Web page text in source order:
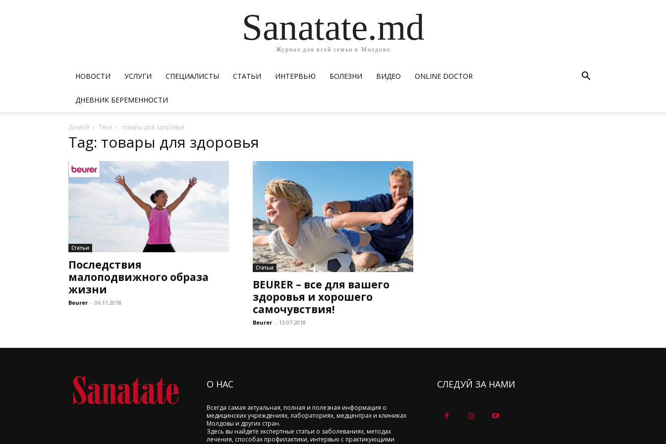
Sanatate.md
Журнал для всей семьи в Молдове
НОВОСТИ УСЛУГИ СПЕЦИАЛИСТЫ СТАТЬИ ИНТЕРВЬЮ БОЛЕЗНИ ВИДЕО ОNLINE DOCTOR
ДНЕВНИК БЕРЕМЕННОСТИ
Домой Теги товары для здоровья
Tag: товары для здоровья
Статьи
Последствия
малоподвижного образа
жизни
Beurer - 06.11.2018
Статьи
BEURER – все для вашего
здоровья и хорошего
самочувствия!
Beurer - 13.07.2018
О НАС
Всегда самая актуальная, полная и полезная информация о
медицинских учреждениях, лабораториях, медцентрах и клиниках
Молдовы и других стран.
Здесь вы найдете экспертные статьи о заболеваниях, методах
лечения, способах профилактики, интервью с практикующими
СЛЕДУЙ ЗА НАМИ